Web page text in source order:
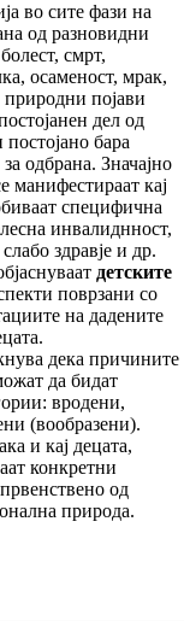
во сите фази на
од разновидни
смрт,
осаменост, мрак,
појави
дел од
бара
одбрана. Значајно
манифестираат кај
специфична
инвалиднност,
здравје и др.
детските
поврзани со
на дадените
дека причините
да бидат
вродени,
(вообразени).
и кај децата,
конкретни
од
природа.